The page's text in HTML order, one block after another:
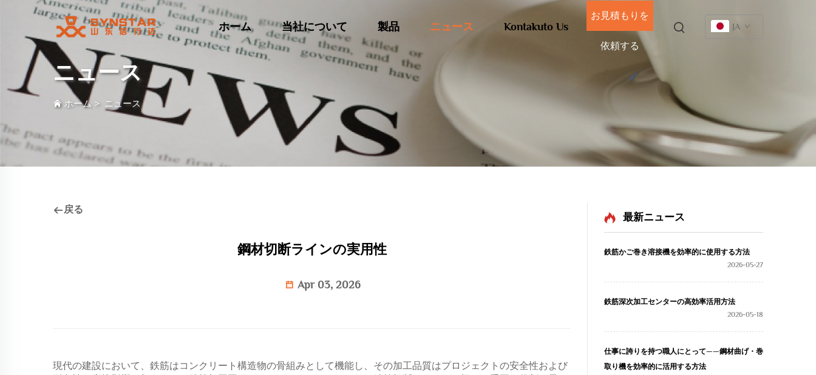
ホーム 当社について 製品 ニュース Kontakuto Us
お見積もりを
依頼する
JA
ニュース
ホーム > ニュース
戻る
鋼材切断ラインの実用性
Apr 03, 2026
現代の建設において、鉄筋はコンクリート構造物の骨組みとして機能し、その加工品質はプロジェクトの安全性および
最新ニュース
鉄筋かご巻き溶接機を効率的に使用する方法
2026-05-27
鉄筋深次加工センターの高効率活用方法
2026-05-18
仕事に誇りを持つ職人にとって——鋼材曲げ・巻
取り機を効率的に活用する方法